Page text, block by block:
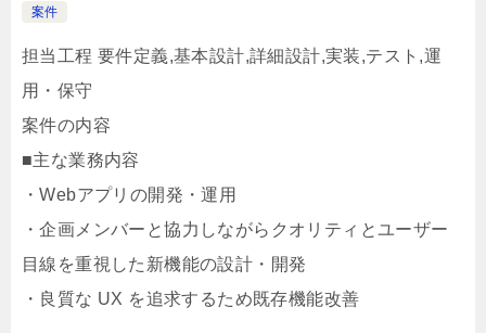
案件
担当工程 要件定義,基本設計,詳細設計,実装,テスト,運
用・保守
案件の内容
■主な業務内容
・Webアプリの開発・運用
・企画メンバーと協力しながらクオリティとユーザー
目線を重視した新機能の設計・開発
・良質な UX を追求するため既存機能改善